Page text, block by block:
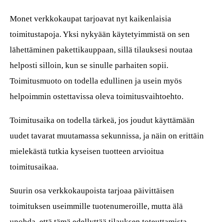
Monet verkkokaupat tarjoavat nyt kaikenlaisia
toimitustapoja. Yksi nykyään käytetyimmistä on sen
lähettäminen pakettikauppaan, sillä tilauksesi noutaa
helposti silloin, kun se sinulle parhaiten sopii.
Toimitusmuoto on todella edullinen ja usein myös
helpoimmin ostettavissa oleva toimitusvaihtoehto.
Toimitusaika on todella tärkeä, jos joudut käyttämään
uudet tavarat muutamassa sekunnissa, ja näin on erittäin
mielekästä tutkia kyseisen tuotteen arvioitua
toimitusaikaa.
Suurin osa verkkokaupoista tarjoaa päivittäisen
toimituksen useimmille tuotenumeroille, mutta älä